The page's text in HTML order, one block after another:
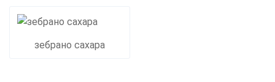
зебрано сахара